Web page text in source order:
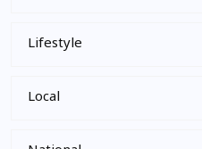
Lifestyle
Local